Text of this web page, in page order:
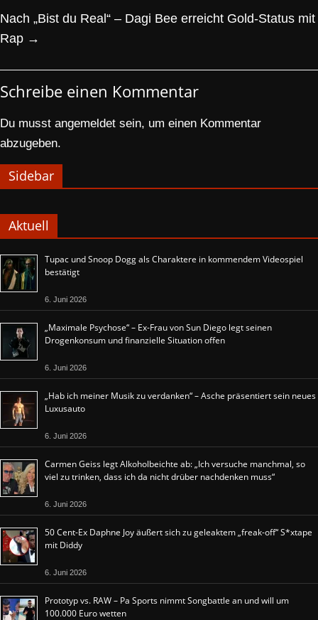
Nach „Bist du Real“ – Dagi Bee erreicht Gold-Status mit
Rap →
Schreibe einen Kommentar
Du musst angemeldet sein, um einen Kommentar
abzugeben.
Sidebar
Aktuell
Tupac und Snoop Dogg als Charaktere in kommendem Videospiel
bestätigt
6. Juni 2026
„Maximale Psychose“ – Ex-Frau von Sun Diego legt seinen
Drogenkonsum und finanzielle Situation offen
6. Juni 2026
„Hab ich meiner Musik zu verdanken“ – Asche präsentiert sein neues
Luxusauto
6. Juni 2026
Carmen Geiss legt Alkoholbeichte ab: „Ich versuche manchmal, so
viel zu trinken, dass ich da nicht drüber nachdenken muss“
6. Juni 2026
50 Cent-Ex Daphne Joy äußert sich zu geleaktem „freak-off“ S*xtape
mit Diddy
6. Juni 2026
Prototyp vs. RAW – Pa Sports nimmt Songbattle an und will um
100.000 Euro wetten